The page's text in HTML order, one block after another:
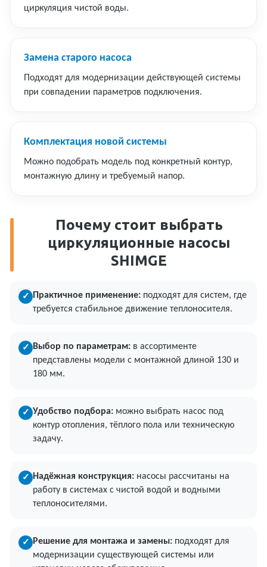
циркуляция чистой воды.
Замена старого насоса
Подходят для модернизации действующей системы
при совпадении параметров подключения.
Комплектация новой системы
Можно подобрать модель под конкретный контур,
монтажную длину и требуемый напор.
Почему стоит выбрать
циркуляционные насосы
SHIMGE
✓ Практичное применение: подходят для систем, где
требуется стабильное движение теплоносителя.
✓ Выбор по параметрам: в ассортименте
представлены модели с монтажной длиной 130 и
180 мм.
✓ Удобство подбора: можно выбрать насос под
контур отопления, тёплого пола или техническую
задачу.
✓ Надёжная конструкция: насосы рассчитаны на
работу в системах с чистой водой и водными
теплоносителями.
✓ Решение для монтажа и замены: подходят для
модернизации существующей системы или